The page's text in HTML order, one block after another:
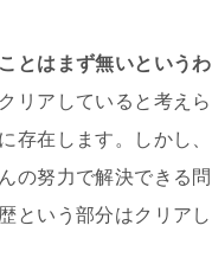
とはまず無いというわ
リアしていると考えら
存在します。しかし、
の努力で解決できる問
という部分はクリアし